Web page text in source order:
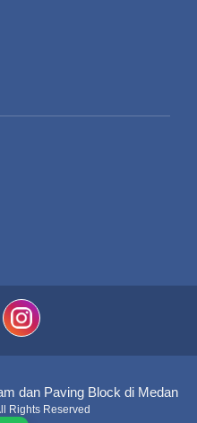
dan Paving Block di Medan
Rights Reserved